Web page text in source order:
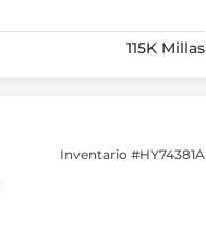
115K Millas
Inventario #HY74381A